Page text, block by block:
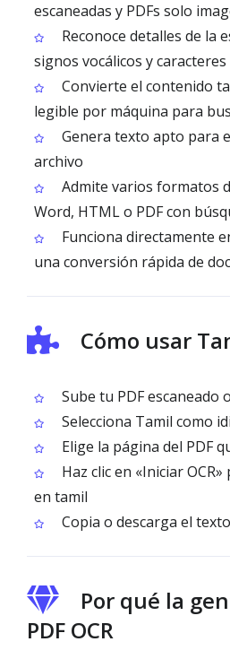
escaneadas y PDFs solo
Reconoce detalles de la
signos vocálicos y
Convierte el contenido
legible por máquina para
Genera texto apto para
archivo
Admite varios formatos
Word, HTML o PDF con
Funciona directamente
una conversión rápida de
Cómo usar
Sube tu PDF escaneado
Selecciona Tamil como
Elige la página del PDF
Haz clic en «Iniciar
en tamil
Copia o descarga el
Por qué la
PDF OCR